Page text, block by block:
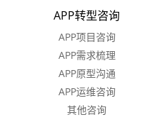
APP转型咨询
APP项目咨询
APP需求梳理
APP原型沟通
APP运维咨询
其他咨询